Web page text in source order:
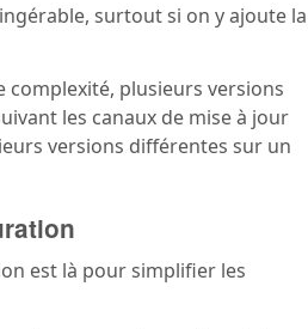
surtout si on y ajoute la
complexité, plusieurs versions
les canaux de mise à jour
versions différentes sur un
est là pour simplifier les